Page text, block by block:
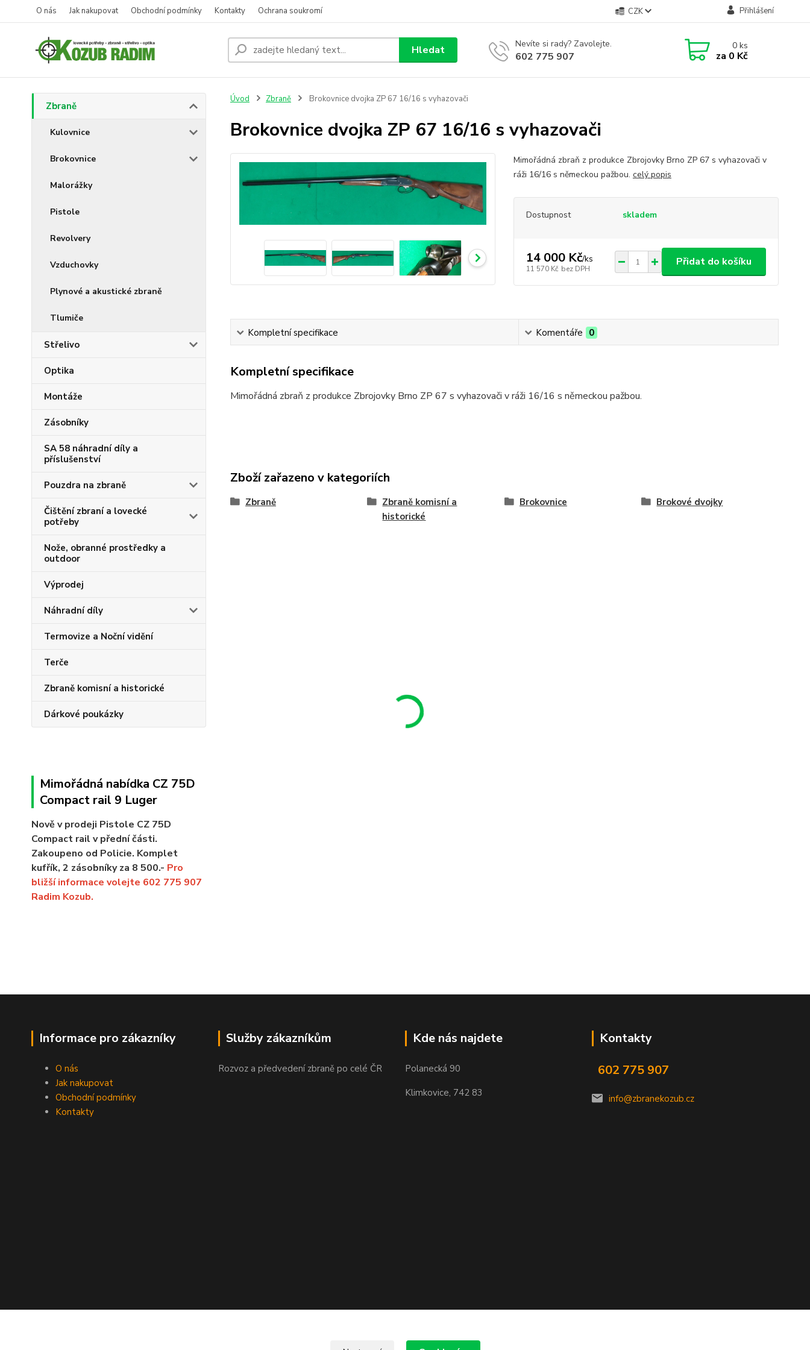
O nás Jak nakupovat Obchodní podmínky Kontakty Ochrana soukromí CZK Přihlášení
Hledat Nevíte si rady? Zavolejte.
602 775 907
0ks
za 0 Kč
Zbraně
Kulovnice
Brokovnice
Malorážky
Pistole
Revolvery
Vzduchovky
Plynové a akustické zbraně
Tlumiče
Střelivo
Optika
Montáže
Zásobníky
SA 58 náhradní díly a
příslušenství
Pouzdra na zbraně
Čištění zbraní a lovecké
potřeby
Nože, obranné prostředky a
outdoor
Výprodej
Náhradní díly
Termovize a Noční vidění
Terče
Zbraně komisní a historické
Dárkové poukázky
Mimořádná nabídka CZ 75D
Compact rail 9 Luger
Nově v prodeji Pistole CZ 75D
Compact rail v přední části.
Zakoupeno od Policie. Komplet
kufřík, 2 zásobníky za 8 500.- Pro
bližší informace volejte 602 775 907
Radim Kozub.
Úvod Zbraně Brokovnice dvojka ZP 67 16/16 s vyhazovači
Brokovnice dvojka ZP 67 16/16 s vyhazovači
Mimořádná zbraň z produkce Zbrojovky Brno ZP 67 s vyhazovači v
ráži 16/16 s německou pažbou. celý popis
Dostupnost skladem
14 000 Kč/ks
11 570 Kč bez DPH
Přidat do košíku
Kompletní specifikace Komentáře 0
Kompletní specifikace
Mimořádná zbraň z produkce Zbrojovky Brno ZP 67 s vyhazovači v ráži 16/16 s německou pažbou.
Zboží zařazeno v kategoriích
Zbraně
Zbraně komisní a
historické
Brokovnice Brokové dvojky
Informace pro zákazníky
O nás
Jak nakupovat
Obchodní podmínky
Kontakty
Služby zákazníkům
Rozvoz a předvedení zbraně po celé ČR
Kde nás najdete
Polanecká 90
Klimkovice, 742 83
Kontakty
602 775 907
info@zbranekozub.cz